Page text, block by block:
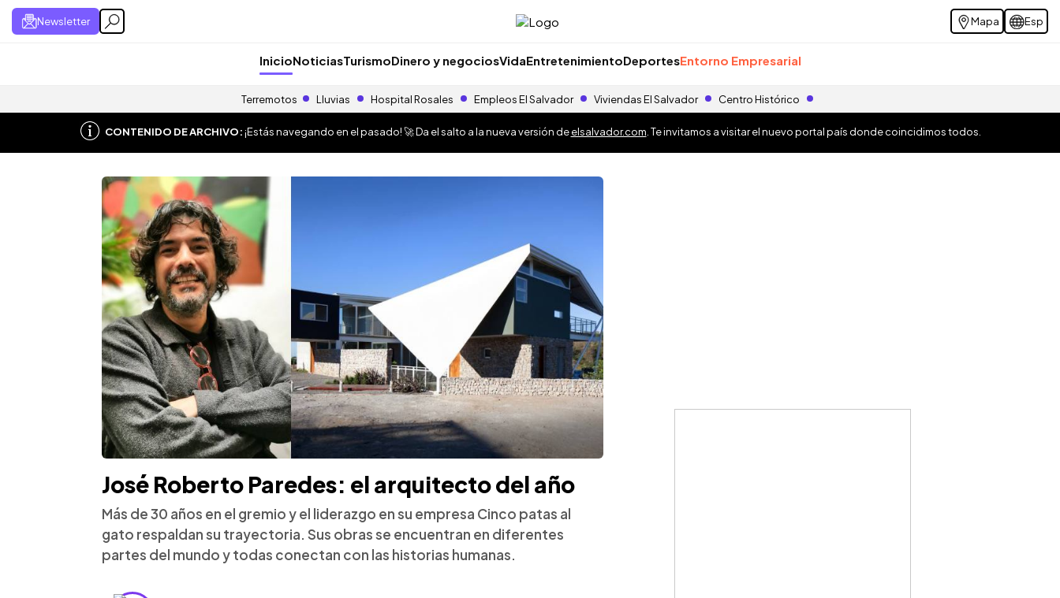
Newsletter Mapa Esp
InicioNoticiasTurismoDinero y negociosVidaEntretenimientoDeportesEntorno Empresarial
Terremotos Lluvias Hospital Rosales Empleos El Salvador Viviendas El Salvador Centro Histórico
CONTENIDO DE ARCHIVO:¡Estás navegando en el pasado! 🚀 Da el salto a la nueva versión deelsalvador.com . Te invitamos a visitar el nuevo portal país donde coincidimos todos.
José Roberto Paredes: el arquitecto del año
Más de 30 años en el gremio y el liderazgo en su empresa Cinco patas al
gato respaldan su trayectoria. Sus obras se encuentran en diferentes
partes del mundo y todas conectan con las historias humanas.